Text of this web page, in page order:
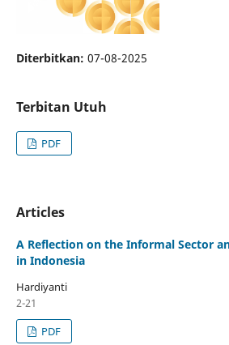
Diterbitkan: 07-08-2025
Terbitan Utuh
PDF
Articles
A Reflection on the Informal Sector
in Indonesia
Hardiyanti
2-21
PDF